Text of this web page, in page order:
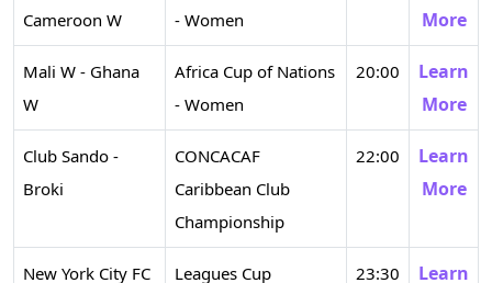
Cameroon W
- Women
More
Mali W - Ghana
W
Africa Cup of Nations
- Women
20:00
Learn
More
Club Sando -
Broki
CONCACAF
Caribbean Club
Championship
22:00
Learn
More
New York City FC
Leagues Cup 23:30
Learn